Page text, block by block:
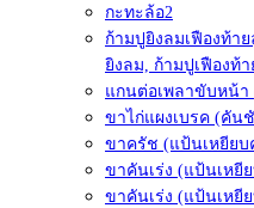
กะทะล้อ2
ก้ามปูยิงลมเฟืองท้า
ยิงลม, ก้ามปูเฟืองท้า
แกนต่อเพลาขับหน้า
ขาไก่แผงเบรค (คัน
ขาครัช (แป้นเหยียบ
ขาคันเร่ง (แป้นเหยี
ขาคันเร่ง (แป้นเหยี